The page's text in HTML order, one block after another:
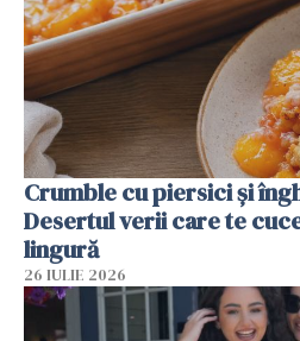
Crumble cu piersici și
Desertul verii care te
lingură
26 IULIE 2026